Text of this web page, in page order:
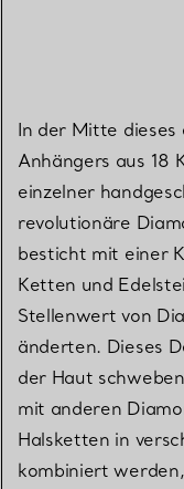
In der Mitte dieses
Anhängers aus 18
einzelner
revolutionäre
besticht mit einer
Ketten und
Stellenwert von
änderten. Dieses
der Haut
mit anderen
Halsketten in
kombiniert